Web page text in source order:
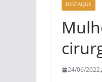
DESTAQUE
24/06/2022